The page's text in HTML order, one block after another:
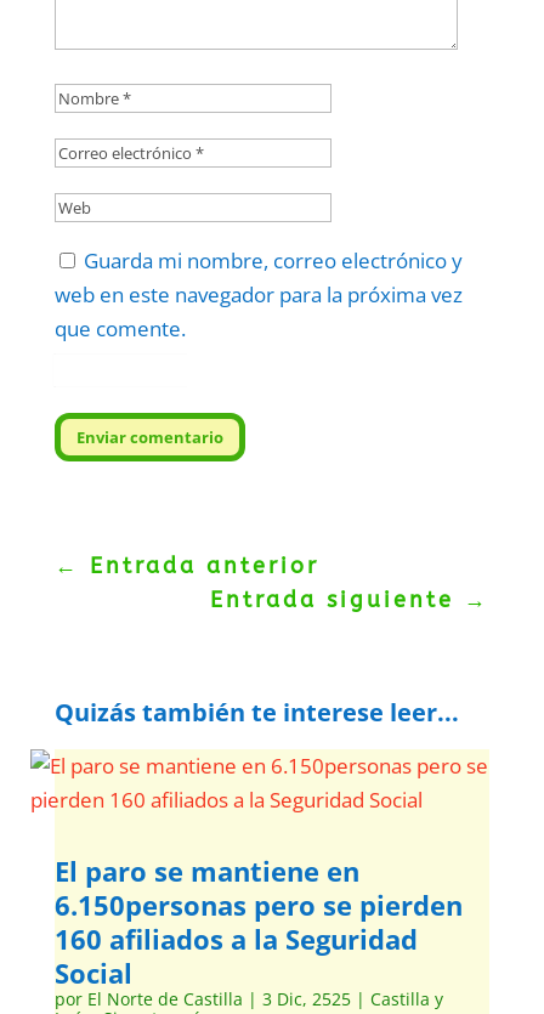
Guarda mi nombre, correo electrónico y
web en este navegador para la próxima vez
que comente.
Enviar comentario
← Entrada anterior
Entrada siguiente
→
Quizás también te interese leer...
El paro se mantiene en
6.150personas pero se pierden
160 afiliados a la Seguridad
Social
por El Norte de Castilla | 3 Dic, 2525| Castilla y